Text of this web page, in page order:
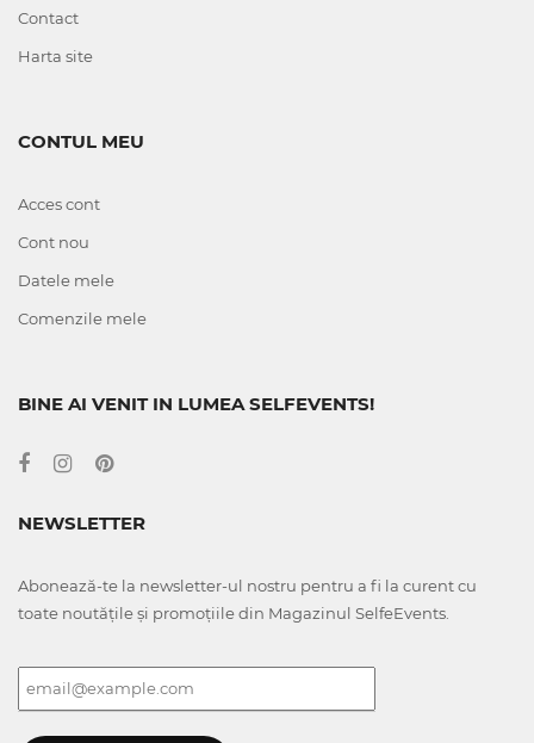
Contact
Harta site
CONTUL MEU
Acces cont
Cont nou
Datele mele
Comenzile mele
BINE AI VENIT IN LUMEA SELFEVENTS!
NEWSLETTER
Abonează-te la newsletter-ul nostru pentru a fi la curent cu
toate noutățile și promoțiile din Magazinul SelfeEvents.